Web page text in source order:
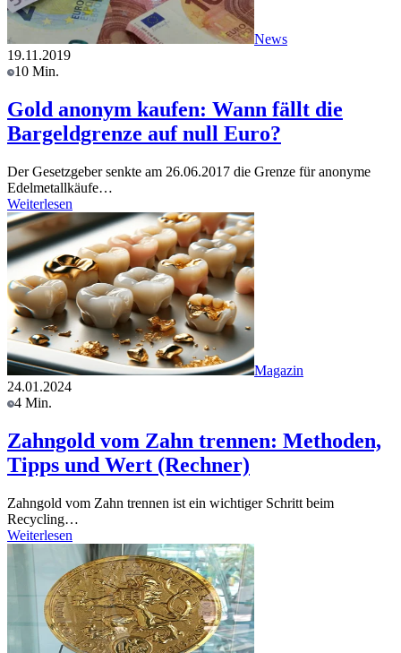
News
19.11.2019
10 Min.
Gold anonym kaufen: Wann fällt die
Bargeldgrenze auf null Euro?
Der Gesetzgeber senkte am 26.06.2017 die Grenze für anonyme
Edelmetallkäufe…
Weiterlesen
Magazin
24.01.2024
4 Min.
Zahngold vom Zahn trennen: Methoden,
Tipps und Wert (Rechner)
Zahngold vom Zahn trennen ist ein wichtiger Schritt beim
Recycling…
Weiterlesen